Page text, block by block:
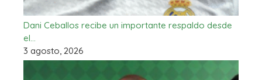
Dani Ceballos recibe un importante respaldo desde
el…
3 agosto, 2026